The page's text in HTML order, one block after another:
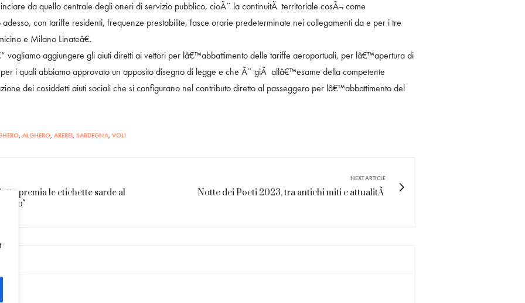
da quello centrale degli oneri di servizio pubblico, cioÃ¨ la continuitÃ territoriale cosÃ¬ come
con tariffe residenti, frequenze prestabilite, fasce orarie predeterminate nei collegamenti da e per i tre
e Milano Linateâ€.
vogliamo aggiungere gli aiuti diretti ai vettori per lâ€™abbattimento delle tariffe aeroportuali, per lâ€™apertura di
i quali abbiamo approvato un apposito disegno di legge e che Ã¨ giÃ allâ€™esame della competente
dei cosiddetti aiuti sociali che si configurano nel contributo diretto al passeggero per lâ€™abbattimento del
, ALGHERO, AREREI, SARDEGNA, VOLI
premia le etichette sarde al
Vino"
NEXT ARTICLE
Notte dei Poeti 2023, tra antichi miti e attualitÃ